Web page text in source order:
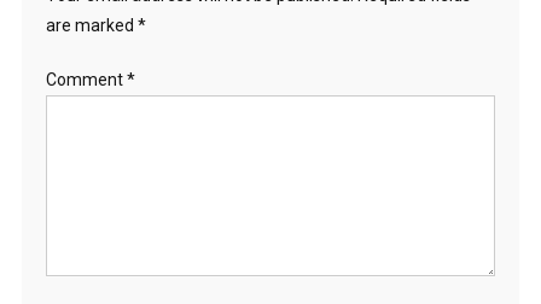
are marked *
Comment*